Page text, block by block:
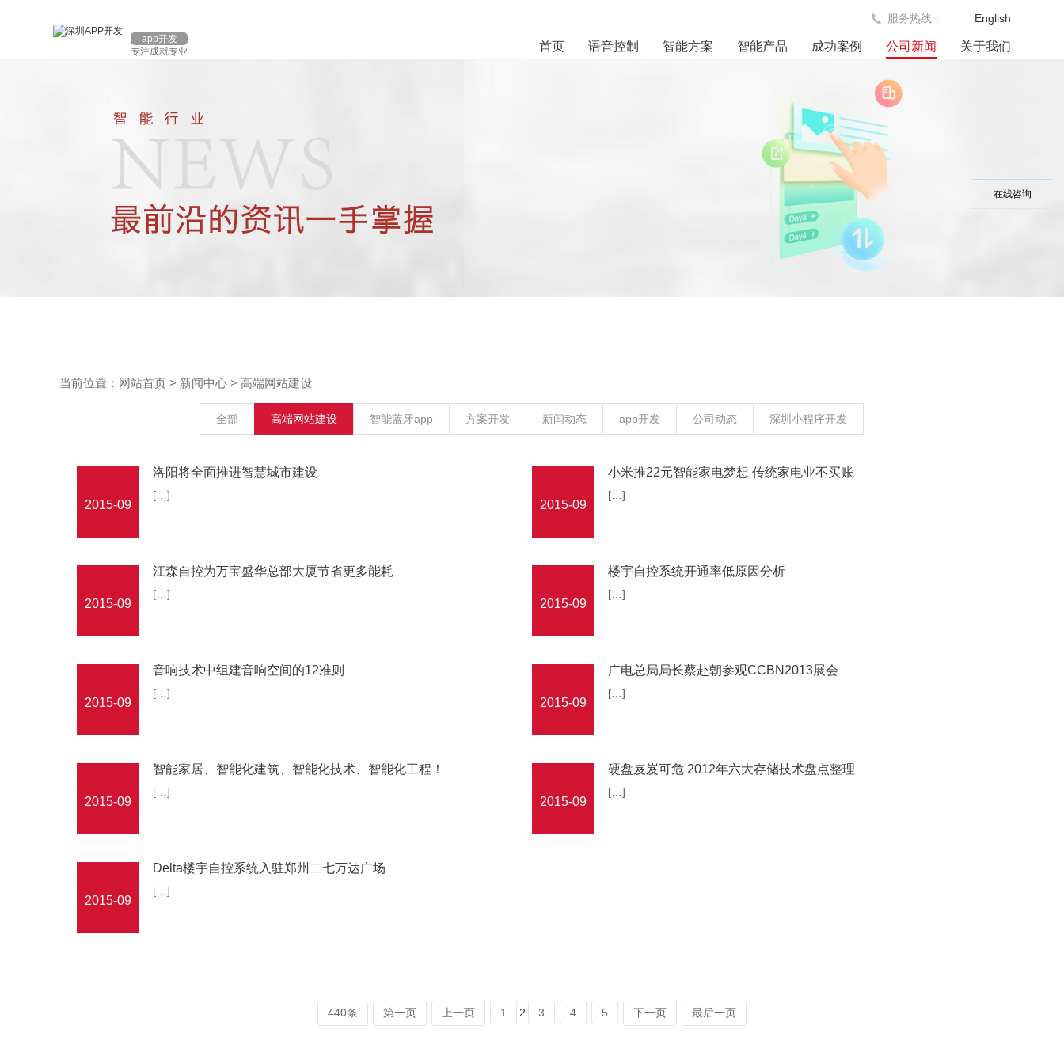
服务热线： English
app开发
专注成就专业
首页 语音控制 智能方案 智能产品 成功案例 公司新闻 关于我们
当前位置： 网站首页 > 新闻中心 > 高端网站建设
全部 高端网站建设 智能蓝牙app 方案开发 新闻动态 app开发 公司动态 深圳小程序开发
2015-09
洛阳将全面推进智慧城市建设
[…]
2015-09
小米推22元智能家电梦想 传统家电业不买账
[…]
2015-09
江森自控为万宝盛华总部大厦节省更多能耗
[…]
2015-09
楼宇自控系统开通率低原因分析
[…]
2015-09
音响技术中组建音响空间的12准则
[…]
2015-09
广电总局局长蔡赴朝参观CCBN2013展会
[…]
2015-09
智能家居、智能化建筑、智能化技术、智能化工程！
[…]
2015-09
硬盘岌岌可危 2012年六大存储技术盘点整理
[…]
2015-09
Delta楼宇自控系统入驻郑州二七万达广场
[…]
440条 第一页 上一页 1 2 3 4 5 下一页 最后一页
在线咨询